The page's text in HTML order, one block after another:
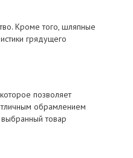
Кроме того, шляпные
грядущего
позволяет
обрамлением
товар